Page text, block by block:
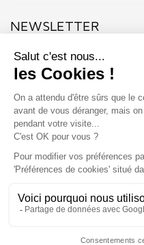
NEWSLETTER
Inscrivez-vous dès
exclusivité nos offres flashs,
Site protégé par reCAPTCHA.
Marchand approuvé par la
vérifier.
SHOP COIFFURE © 2026 -